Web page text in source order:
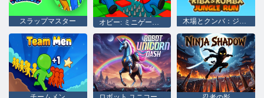
スラップマスター 木場とクンバ：ジャングルラン